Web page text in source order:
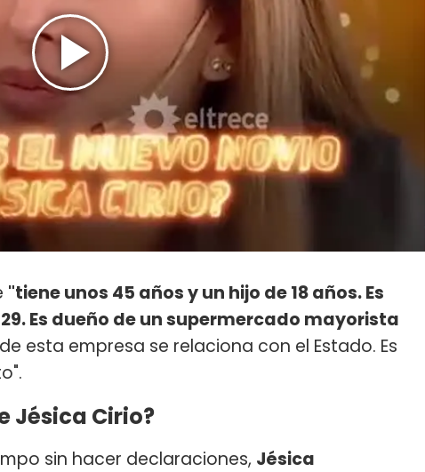
"tiene unos 45 años y un hijo de 18 años. Es
Es dueño de un supermercado mayorista
esta empresa se relaciona con el Estado. Es
Jésica Cirio?
sin hacer declaraciones, Jésica